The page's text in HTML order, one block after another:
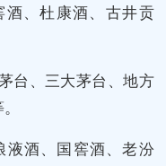
、杜康酒、古井贡
台、三大茅台、地方
酒、国窖酒、老汾